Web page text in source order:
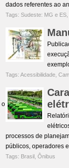
dados referentes ao
Tags: Sudeste: MG e ES
Tags: Acessibilidade
o
processos de
públicos, operadores
Tags: Brasil Ônibus